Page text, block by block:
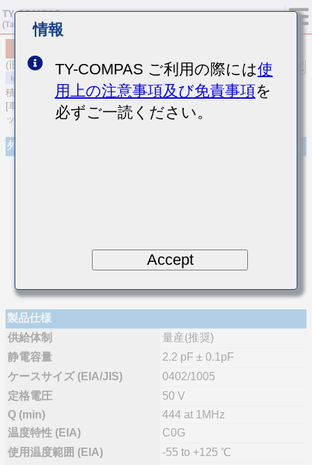
(旧品番 UMK105CG2R2BVHF)
積層セラミックコンデンサ
[車載ボディ/インフォ＆高信頼用 (AEC-Q200 Qualified) 積層セラミ
ックコンデンサ (温度補償用)]
外観
製品仕様
供給体制
量産(推奨)
静電容量
2.2 pF ± 0.1pF
ケースサイズ (EIA/JIS)
0402/1005
定格電圧
50 V
Q (min)
444 at 1MHz
温度特性 (EIA)
C0G
使用温度範囲 (EIA)
-55 to +125 ℃
情報
TY-COMPAS ご利用の際には使
用上の注意事項及び免責事項を
必ずご一読ください。
Accept